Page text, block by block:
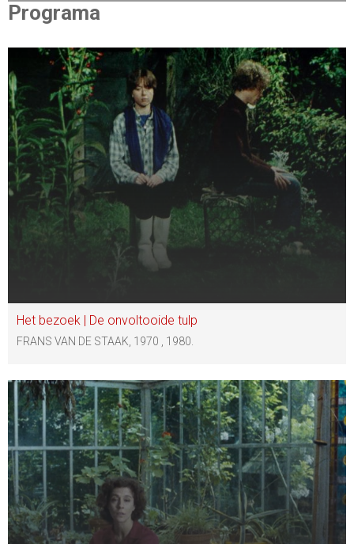
Programa
Het bezoek | De onvoltooide tulp
FRANS VAN DE STAAK, 1970 , 1980.